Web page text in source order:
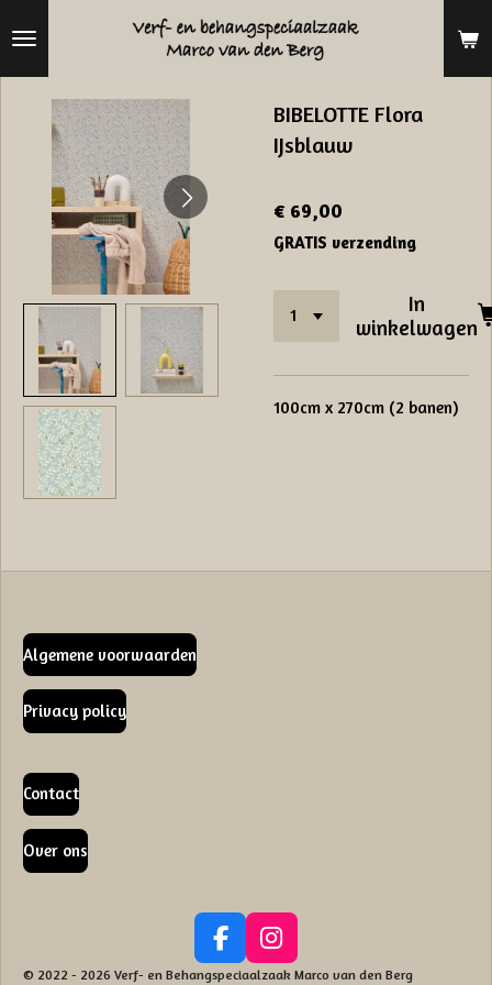
hoofdinhoud
BIBELOTTE Flora
IJsblauw
€ 69,00
GRATIS verzending
In
winkelwagen
100cm x 270cm (2 banen)
Algemene voorwaarden
Privacy policy
Contact
Over ons
F
a
I
n
© 2022 - 2026 Verf- en Behangspeciaalzaak Marco van den Berg